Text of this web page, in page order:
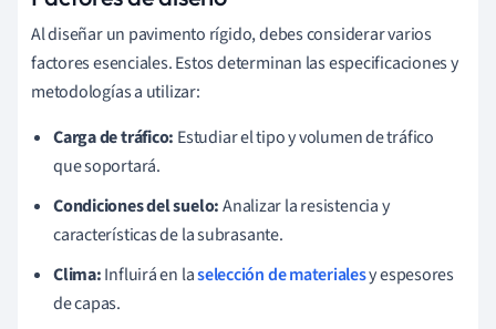
Al diseñar un pavimento rígido, debes considerar varios
factores esenciales. Estos determinan las especificaciones y
metodologías a utilizar:
Carga de tráfico: Estudiar el tipo y volumen de tráfico
que soportará.
Condiciones del suelo:Analizar la resistencia y
características de la subrasante.
Clima:Influirá en laselección de materialesy espesores
de capas.